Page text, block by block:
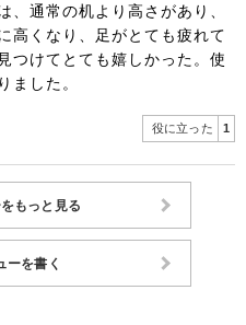
、通常の机より高さがあり、
高くなり、足がとても疲れて
つけてとても嬉しかった。使
ました。
役に立った 1
もっと見る
ーを書く